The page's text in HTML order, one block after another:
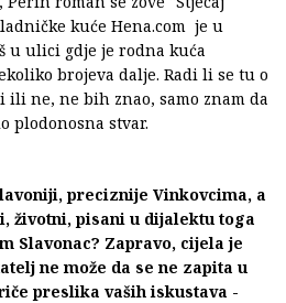
kuće Hena.com je u
u ulici gdje je rodna kuća
brojeva dalje. Radi li se tu o
ne, ne bih znao, samo znam da
plodonosna stvar.
preciznije Vinkovcima, a
životni, pisani u dijalektu toga
Slavonac? Zapravo, cijela je
ne može da se ne zapita u
preslika vaših iskustava -